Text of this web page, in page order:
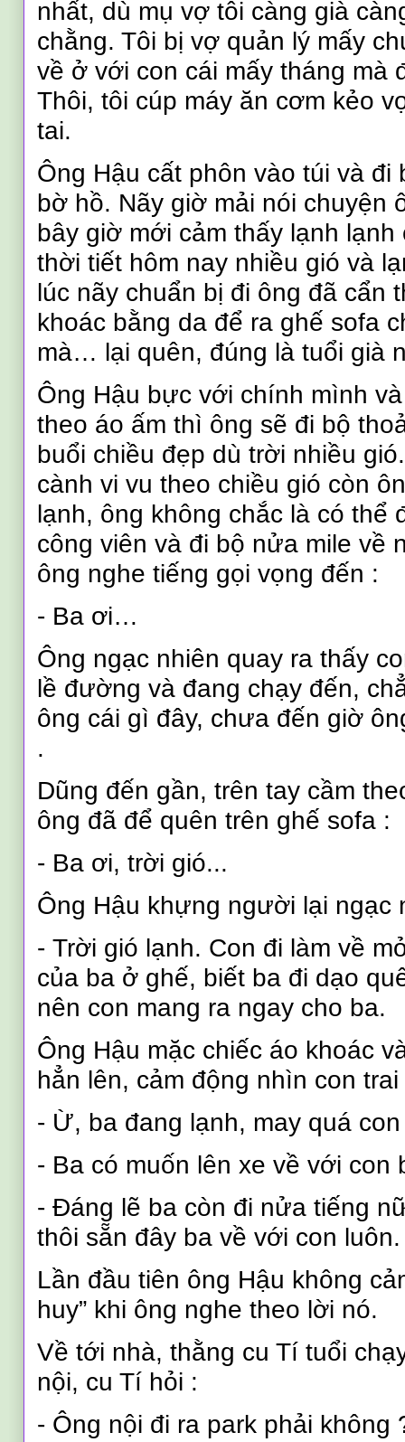
nhất, dù mụ vợ tôi càng già
chằng. Tôi bị vợ quản lý mấy
về ở với con cái mấy tháng mà
Thôi, tôi cúp máy ăn cơm kẻo
tai.
Ông Hậu cất phôn vào túi và đi
bờ hồ. Nãy giờ mải nói chuyện
bây giờ mới cảm thấy lạnh
thời tiết hôm nay nhiều gió và
lúc nãy chuẩn bị đi ông đã cẩn
khoác bằng da để ra ghế sofa
mà… lại quên, đúng là tuổi già
Ông Hậu bực với chính mình
theo áo ấm thì ông sẽ đi bộ
buổi chiều đẹp dù trời nhiều
cành vi vu theo chiều gió còn
lạnh, ông không chắc là có thể
công viên và đi bộ nửa mile về
ông nghe tiếng gọi vọng đến :
- Ba ơi…
Ông ngạc nhiên quay ra thấy
lề đường và đang chạy đến,
ông cái gì đây, chưa đến giờ
.
Dũng đến gần, trên tay cầm
ông đã để quên trên ghế sofa :
- Ba ơi, trời gió...
Ông Hậu khựng người lại ngạc
-Trời gió lạnh. Con đi làm về
của ba ở ghế, biết ba đi dạo
nên con mang ra ngay cho ba.
Ông Hậu mặc chiếc áo khoác
hẳn lên, cảm động nhìn con trai
- Ừ, ba đang lạnh, may quá
- Ba có muốn lên xe về với con
- Đáng lẽ ba còn đi nửa tiếng
thôi sẵn đây ba về với con luôn.
Lần đầu tiên ông Hậu không
huy” khi ông nghe theo lời nó.
Về tới nhà, thằng cu Tí tuổi
nội, cu Tí hỏi :
- Ông nội đi ra park phải không